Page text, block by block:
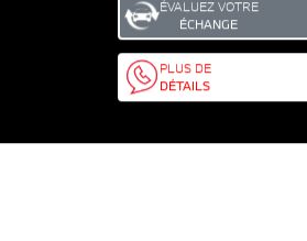
ÉVALUEZ VOTRE
ÉCHANGE
PLUS DE
DÉTAILS